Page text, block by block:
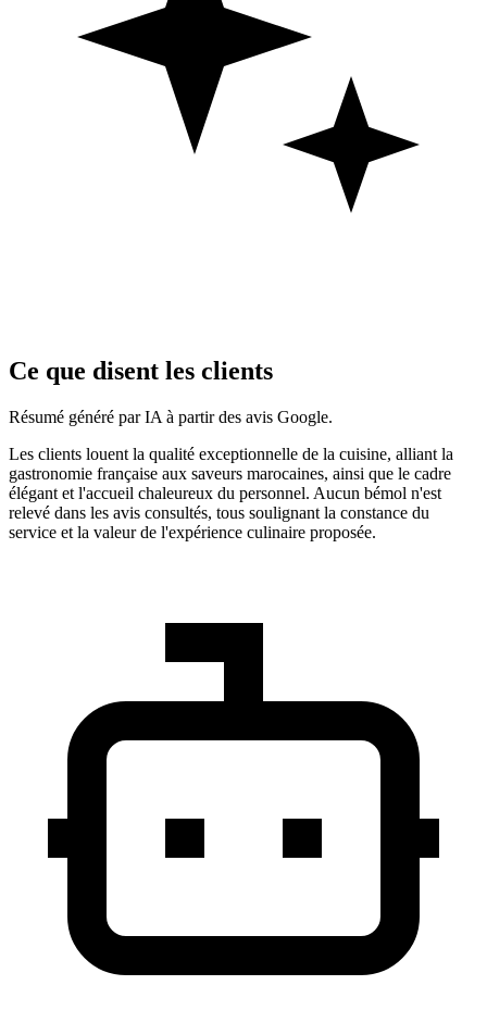
Ce que disent les clients
Résumé généré par IA à partir des avis Google.
Les clients louent la qualité exceptionnelle de la cuisine, alliant la
gastronomie française aux saveurs marocaines, ainsi que le cadre
élégant et l'accueil chaleureux du personnel. Aucun bémol n'est
relevé dans les avis consultés, tous soulignant la constance du
service et la valeur de l'expérience culinaire proposée.